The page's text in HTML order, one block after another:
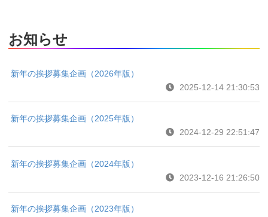
お知らせ
新年の挨拶募集企画（2026年版）
2025-12-14 21:30:53
新年の挨拶募集企画（2025年版）
2024-12-29 22:51:47
新年の挨拶募集企画（2024年版）
2023-12-16 21:26:50
新年の挨拶募集企画（2023年版）